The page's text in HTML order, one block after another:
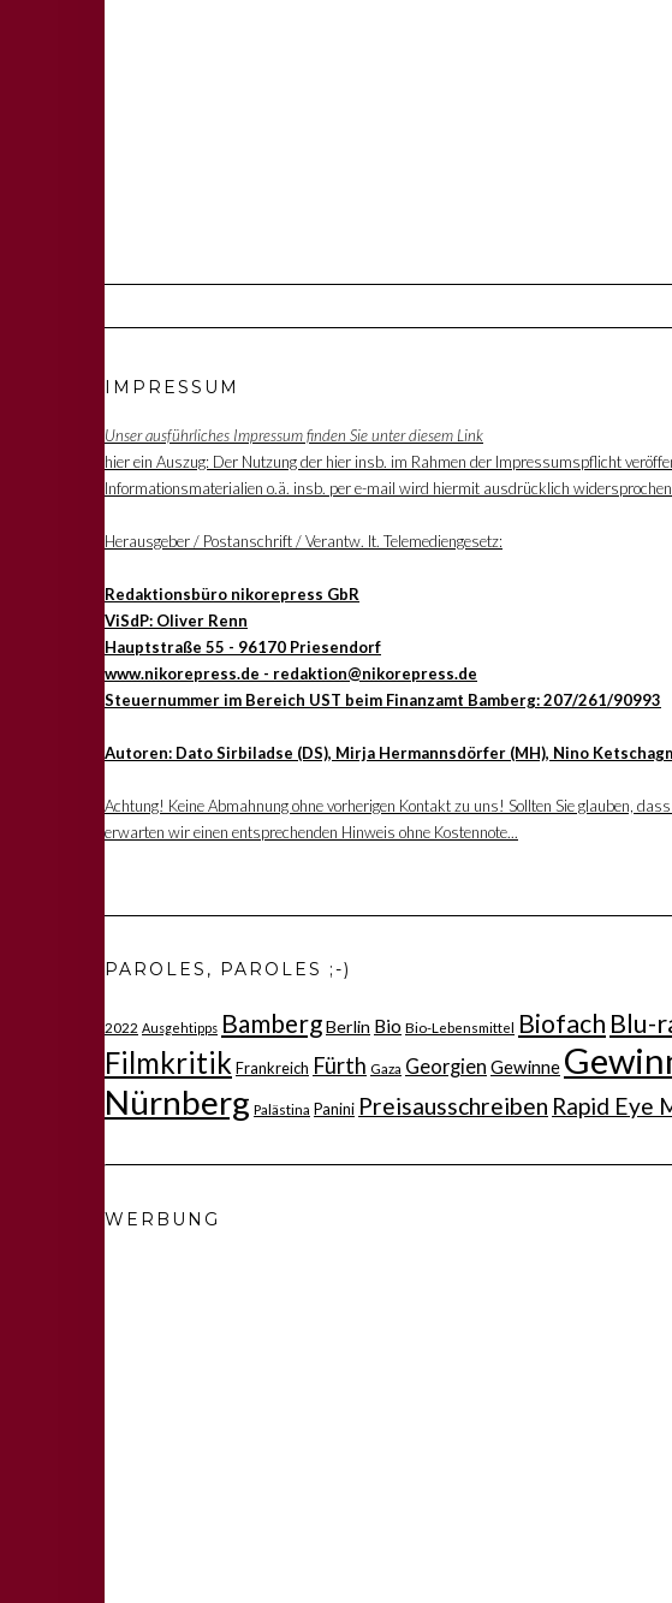
IMPRESSUM
Unser ausführliches Impressum finden Sie unter diesem Link
hier ein Auszug: Der Nutzung der hier insb. im Rahmen der Impressumspflicht
Informationsmaterialien o.ä. insb. per e-mail wird hiermit ausdrücklich
Herausgeber / Postanschrift / Verantw. lt. Telemediengesetz:
Redaktionsbüro nikorepress GbR
ViSdP: Oliver Renn
Hauptstraße 55 - 96170 Priesendorf
www.nikorepress.de - redaktion@nikorepress.de
Steuernummer im Bereich UST beim Finanzamt Bamberg: 207/261/90993
Autoren: Dato Sirbiladse (DS), Mirja Hermannsdörfer (MH), Nino
Achtung! Keine Abmahnung ohne vorherigen Kontakt zu uns! Sollten Sie glauben,
erwarten wir einen entsprechenden Hinweis ohne Kostennote...
PAROLES, PAROLES ;-)
2022 Ausgehtipps BambergBerlin Bio Bio-Lebensmittel Biofach Blu-
Filmkritik Frankreich Fürth Gaza Georgien Gewinne
Nürnberg Palästina Panini Preisausschreiben Rapid Eye
WERBUNG